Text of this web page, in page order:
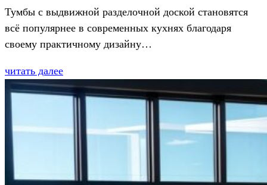
Тумбы с выдвижной разделочной доской становятся
всё популярнее в современных кухнях благодаря
своему практичному дизайну…
читать далее